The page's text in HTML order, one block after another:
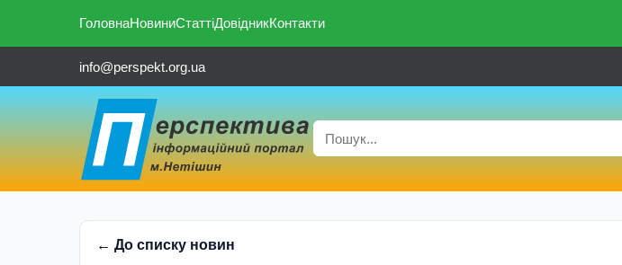
ГоловнаНовиниСтаттіДовідникКонтакти
info@perspekt.org.ua
← До списку новин